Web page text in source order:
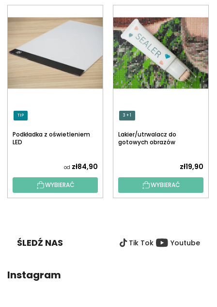
TIP
Podkładka z oświetleniem
LED
od zł84,90
WYBIERAĆ
3 + 1
Lakier/utrwalacz do
gotowych obrazów
zł19,90
WYBIERAĆ
ŚLEDŹ NAS Tik Tok Youtube
Instagram